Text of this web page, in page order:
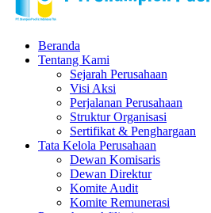
Beranda
Tentang Kami
Sejarah Perusahaan
Visi Aksi
Perjalanan Perusahaan
Struktur Organisasi
Sertifikat & Penghargaan
Tata Kelola Perusahaan
Dewan Komisaris
Dewan Direktur
Komite Audit
Komite Remunerasi